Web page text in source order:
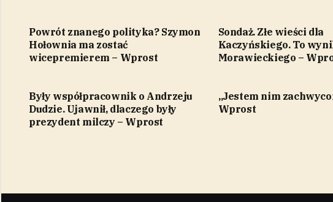
Powrót znanego polityka? Szymon
Hołownia ma zostać
wicepremierem – Wprost
Sondaż. Złe wieści dla
Kaczyńskiego. To
Morawieckiego –
Były współpracownik o Andrzeju
Dudzie. Ujawnił, dlaczego były
prezydent milczy – Wprost
„Jestem nim
Wprost